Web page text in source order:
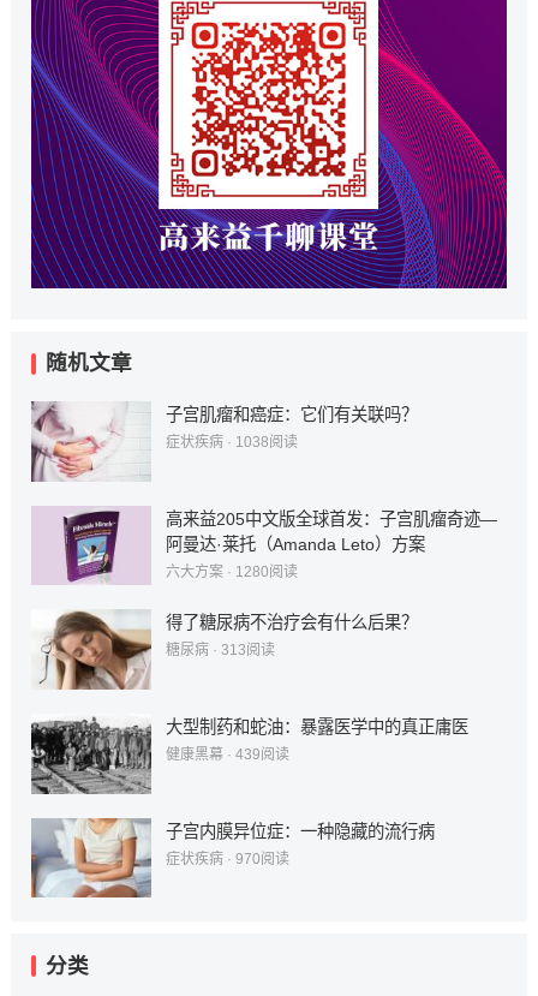
随机文章
子宫肌瘤和癌症：它们有关联吗？
症状疾病· 1038阅读
高来益205中文版全球首发：子宫肌瘤奇迹—
阿曼达·莱托（Amanda Leto）方案
六大方案· 1280阅读
得了糖尿病不治疗会有什么后果？
糖尿病· 313阅读
大型制药和蛇油：暴露医学中的真正庸医
健康黑幕· 439阅读
子宫内膜异位症：一种隐藏的流行病
症状疾病· 970阅读
分类